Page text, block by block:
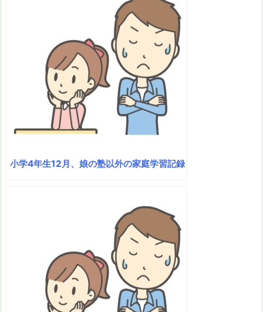
小学4年生12月、娘の塾以外の家庭学習記録